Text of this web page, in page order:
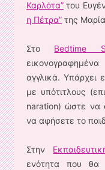
Καρλότα” του
η Πέτρα” της
Στο Bedtime
αγγλικά. Υπάρχει
με υπότιτλους
naration) ώστε να
να αφήσετε το
Στην
ενότητα που θα